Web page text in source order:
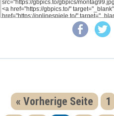
« Vorherige Seite 1